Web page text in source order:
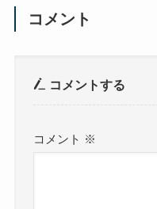
コメント
コメントする
コメント ※